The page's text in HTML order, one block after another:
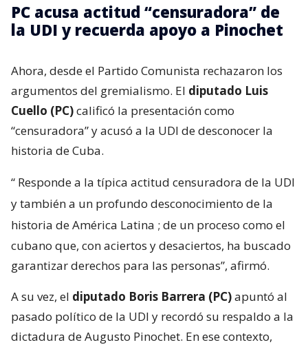
PC acusa actitud “censuradora” de
la UDI y recuerda apoyo a Pinochet
Ahora, desde el Partido Comunista rechazaron los
argumentos del gremialismo. El diputado Luis
Cuello (PC)calificó la presentación como
“censuradora” y acusó a la UDI de desconocer la
historia de Cuba.
“ Responde a la típica actitud censuradora de la UDI
y también a un profundo desconocimiento de la
historia de América Latina ; de un proceso como el
cubano que, con aciertos y desaciertos, ha buscado
garantizar derechos para las personas”, afirmó.
A su vez, el diputado Boris Barrera (PC)apuntó al
pasado político de la UDI y recordó su respaldo a la
dictadura de Augusto Pinochet. En ese contexto,